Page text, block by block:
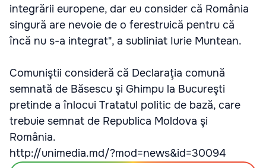
integrării europene, dar eu consider că România
singură are nevoie de o ferestruică pentru că
încă nu s-a integrat", a subliniat Iurie Muntean.
Comuniştii consideră că Declaraţia comună
semnată de Băsescu şi Ghimpu la Bucureşti
pretinde a înlocui Tratatul politic de bază, care
trebuie semnat de Republica Moldova şi
România.
http://unimedia.md/?mod=news&id=30094